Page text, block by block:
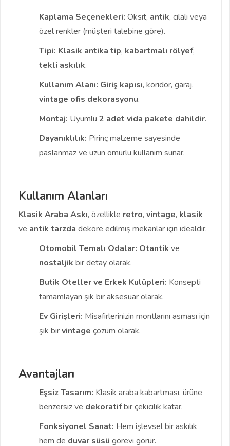
Kaplama Seçenekleri: Oksit, antik, cilalı veya
özel renkler (müşteri talebine göre).
Tipi: Klasik antika tip, kabartmalı rölyef,
tekli askılık.
Kullanım Alanı: Giriş kapısı, koridor, garaj,
vintage ofis dekorasyonu.
Montaj: Uyumlu 2 adet vida pakete dahildir.
Dayanıklılık: Pirinç malzeme sayesinde
paslanmaz ve uzun ömürlü kullanım sunar.
Kullanım Alanları
Klasik Araba Askı, özellikle retro, vintage, klasik
ve antik tarzda dekore edilmiş mekanlar için idealdir.
Otomobil Temalı Odalar: Otantik ve
nostaljik bir detay olarak.
Butik Oteller ve Erkek Kulüpleri: Konsepti
tamamlayan şık bir aksesuar olarak.
Ev Girişleri: Misafirlerinizin montlarını asması için
şık birvintage çözüm olarak.
Avantajları
Eşsiz Tasarım: Klasik araba kabartması, ürüne
benzersiz ve dekoratifbir çekicilik katar.
Fonksiyonel Sanat: Hem işlevsel bir askılık
hem de duvar süsü görevi görür.